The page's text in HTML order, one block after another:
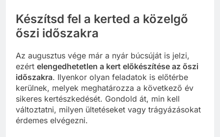
Készítsd fel a kerted a közelgő
őszi időszakra
Az augusztus vége már a nyár búcsúját is jelzi,
ezért elengedhetetlen a kert előkészítése az őszi
időszakra. Ilyenkor olyan feladatok is előtérbe
kerülnek, melyek meghatározza a következő év
sikeres kertészkedését. Gondold át, min kell
változtatni, milyen ültetéseket vagy trágyázásokat
érdemes elvégezni.